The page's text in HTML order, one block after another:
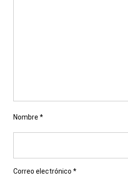
Nombre *
Correo electrónico *